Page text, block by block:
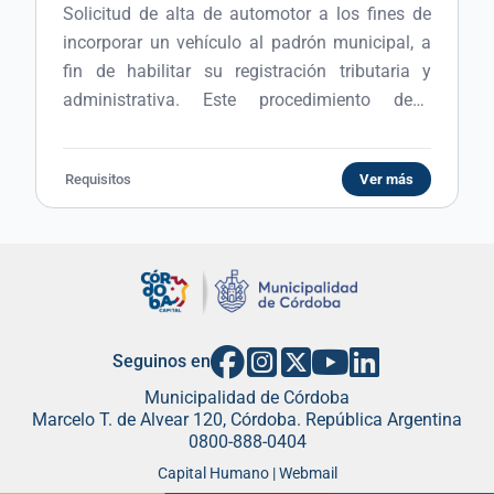
Solicitud de alta de automotor a los fines de
incorporar un vehículo al padrón municipal, a
fin de habilitar su registración tributaria y
administrativa. Este procedimiento debe
km, se produce un cambio de radicación o
cuando el rodado no se encuentra previamente
registrado ante el organismo competente. Una
derechos y obligaciones legales y tributarias
vinculadas al automotor.
Requisitos Ver más
Seguinos en
Municipalidad de Córdoba
Marcelo T. de Alvear 120, Córdoba. República Argentina
0800-888-0404
Capital Humano | Webmail